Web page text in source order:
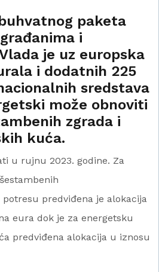
paketa
i
je uz europska
i dodatnih 225
sredstava
može obnoviti
zgrada i
kuća.
u rujnu 2023. godine. Za
predviđena je alokacija
eura dok je za energetsku
predviđena alokacija u iznosu